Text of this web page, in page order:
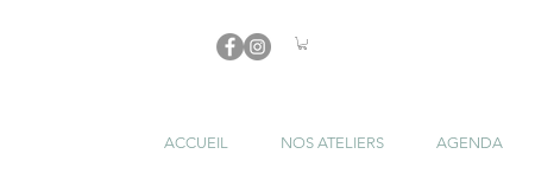
ACCUEIL NOS ATELIERS AGENDA